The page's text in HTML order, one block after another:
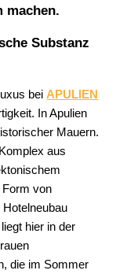
machen.
Substanz
bei APULIEN
In Apulien
Mauern.
aus
Form von
hier in der
die im Sommer